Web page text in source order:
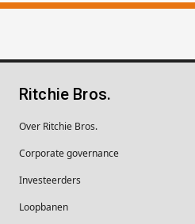
Ritchie Bros.
Over Ritchie Bros.
Corporate governance
Investeerders
Loopbanen